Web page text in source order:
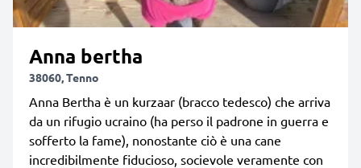
Anna bertha
38060, Tenno
Anna Bertha è un kurzaar (bracco tedesco) che arriva
da un rifugio ucraino (ha perso il padrone in guerra e
sofferto la fame), nonostante ciò è una cane
incredibilmente fiducioso, socievole veramente con